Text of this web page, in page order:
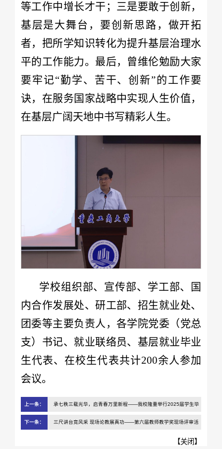
等工作中增长才干；三是要敢于创新，
基层是大舞台，要创新思路，做开拓
者，把所学知识转化为提升基层治理水
平的工作能力。最后，曾维伦勉励大家
要牢记“勤学、苦干、创新”的工作要
诀，在服务国家战略中实现人生价值，
在基层广阔天地中书写精彩人生。
学校组织部、宣传部、学工部、国
内合作发展处、研工部、招生就业处、
团委等主要负责人，各学院党委（党总
支）书记、就业联络员、基层就业毕业
生代表、在校生代表共计200余人参加
会议。
上一条： 承七秩三载光华，启青春万里新程——我校隆重举行2025届学生毕
业典礼暨学位授予仪式
下一条： 三尺讲台竞风采 现场论教展真功——第六届教师教学奖现场评审活
【关闭】